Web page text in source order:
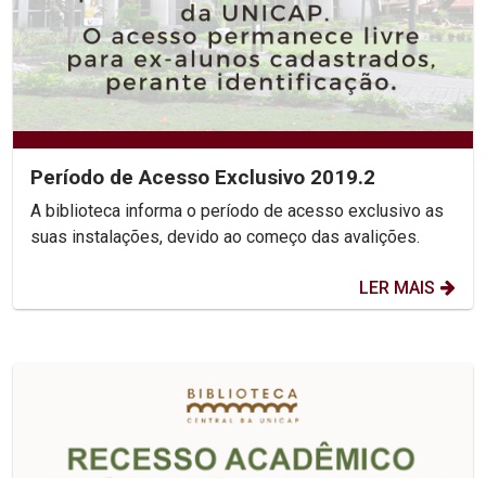
Período de Acesso Exclusivo 2019.2
A biblioteca informa o período de acesso exclusivo as
suas instalações, devido ao começo das avalições.
LER MAIS